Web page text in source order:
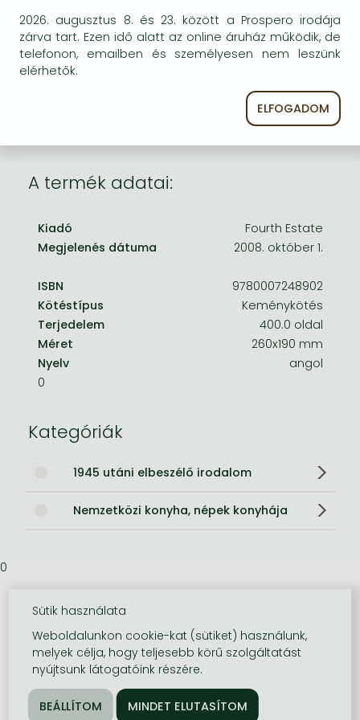
Bleach manga
One-Punch Man manga
Bizonytalan a beszerezhetőség. Érdemes még
egyszer keresni szerzővel és címmel. Ha nem talál
másik, kapható kiadást, forduljon
ügyfélszolgálatunkhoz!
A termék adatai:
Kiadó
Fourth Estate
Megjelenés dátuma
2008. október 1.
ISBN
9780007248902
Kötéstípus
Keménykötés
Terjedelem
400.0 oldal
Méret
260x190 mm
Nyelv
angol
0
Kategóriák
1945 utáni elbeszélő irodalom
Nemzetközi konyha, népek konyhája
0
2026. augusztus 8. és 23. között a Prospero irodája
zárva tart. Ezen idő alatt az online áruház működik, de
telefonon, emailben és személyesen nem leszünk
elérhetők.
ELFOGADOM
Sütik használata
Weboldalunkon cookie-kat (sütiket) használunk,
melyek célja, hogy teljesebb körű szolgáltatást
nyújtsunk látogatóink részére.